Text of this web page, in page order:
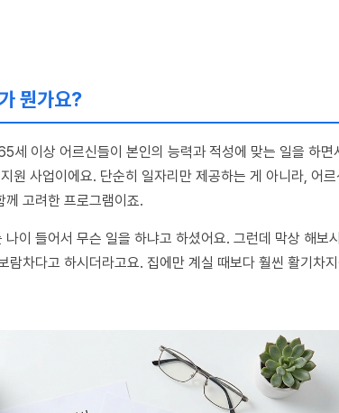
뭔가요?
세 이상 어르신들이 본인의 능력과 적성에 맞는 일을 하면
원 사업이에요. 단순히 일자리만 제공하는 게 아니라, 어르
고려한 프로그램이죠.
이 들어서 무슨 일을 하냐고 하셨어요. 그런데 막상 해보
람차다고 하시더라고요. 집에만 계실 때보다 훨씬 활기차지